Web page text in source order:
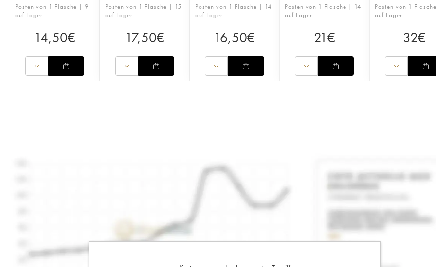
Posten von 1 Flasche | 9
auf Lager
14,50€
Posten von 1 Flasche | 15
auf Lager
17,50€
Posten von 1 Flasche | 14
auf Lager
16,50€
Posten von 1 Flasche | 14
auf Lager
21€
Posten von 1
auf Lager
32€